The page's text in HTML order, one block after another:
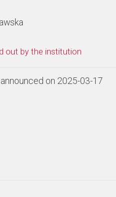
out by the institution
on 2025-03-17